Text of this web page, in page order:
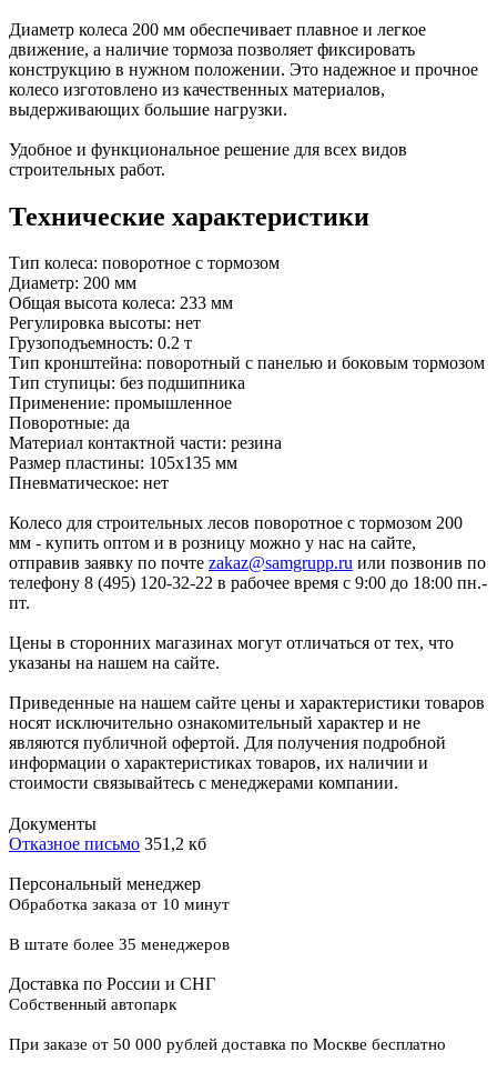
Диаметр колеса 200 мм обеспечивает плавное и легкое
движение, а наличие тормоза позволяет фиксировать
конструкцию в нужном положении. Это надежное и прочное
колесо изготовлено из качественных материалов,
выдерживающих большие нагрузки.
Удобное и функциональное решение для всех видов
строительных работ.
Технические характеристики
Тип колеса: поворотное с тормозом
Диаметр: 200 мм
Общая высота колеса: 233 мм
Регулировка высоты: нет
Грузоподъемность: 0.2 т
Тип кронштейна: поворотный с панелью и боковым тормозом
Тип ступицы: без подшипника
Применение: промышленное
Поворотные: да
Материал контактной части: резина
Размер пластины: 105х135 мм
Пневматическое: нет
Колесо для строительных лесов поворотное с тормозом 200
мм - купить оптом и в розницу можно у нас на сайте,
отправив заявку по почте zakaz@samgrupp.ru или позвонив по
телефону 8 (495) 120-32-22 в рабочее время с 9:00 до 18:00 пн.-
пт.
Цены в сторонних магазинах могут отличаться от тех, что
указаны на нашем на сайте.
Приведенные на нашем сайте цены и характеристики товаров
носят исключительно ознакомительный характер и не
являются публичной офертой. Для получения подробной
информации о характеристиках товаров, их наличии и
стоимости связывайтесь с менеджерами компании.
Документы
Отказное письмо 351,2 кб
Персональный менеджер
Обработка заказа от 10 минут
В штате более 35 менеджеров
Доставка по России и СНГ
Собственный автопарк
При заказе от 50 000 рублей доставка по Москве бесплатно